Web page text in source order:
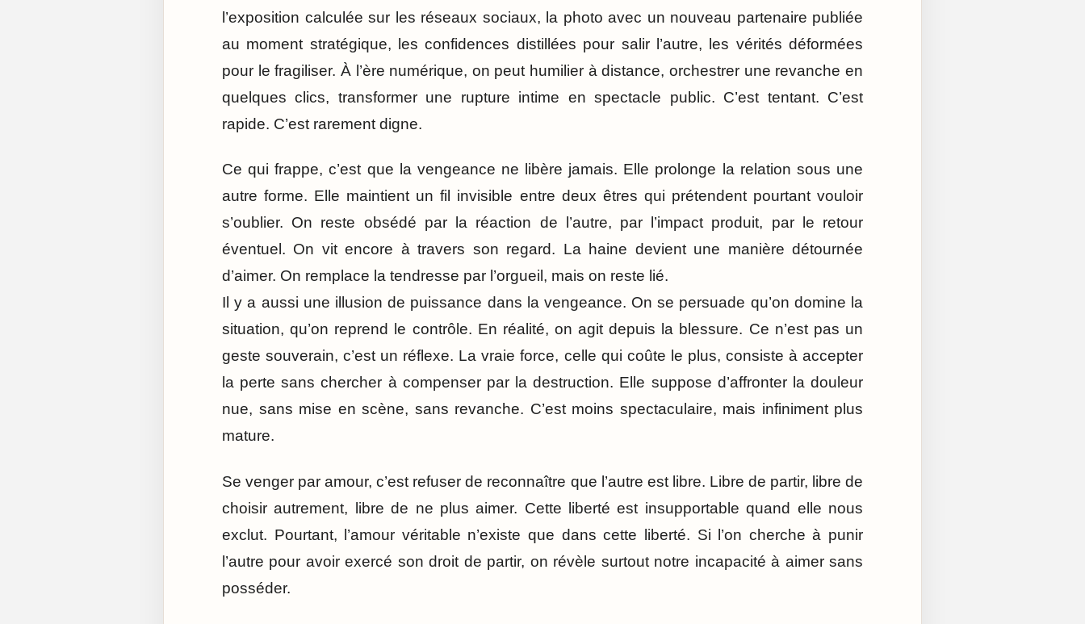
l’exposition calculée sur les réseaux sociaux, la photo avec un nouveau partenaire publiée
au moment stratégique, les confidences distillées pour salir l’autre, les vérités déformées
pour le fragiliser. À l’ère numérique, on peut humilier à distance, orchestrer une revanche en
quelques clics, transformer une rupture intime en spectacle public. C’est tentant. C’est
rapide. C’est rarement digne.
Ce qui frappe, c’est que la vengeance ne libère jamais. Elle prolonge la relation sous une
autre forme. Elle maintient un fil invisible entre deux êtres qui prétendent pourtant vouloir
s’oublier. On reste obsédé par la réaction de l’autre, par l’impact produit, par le retour
éventuel. On vit encore à travers son regard. La haine devient une manière détournée
d’aimer. On remplace la tendresse par l’orgueil, mais on reste lié.
Il y a aussi une illusion de puissance dans la vengeance. On se persuade qu’on domine la
situation, qu’on reprend le contrôle. En réalité, on agit depuis la blessure. Ce n’est pas un
geste souverain, c’est un réflexe. La vraie force, celle qui coûte le plus, consiste à accepter
la perte sans chercher à compenser par la destruction. Elle suppose d’affronter la douleur
nue, sans mise en scène, sans revanche. C’est moins spectaculaire, mais infiniment plus
mature.
Se venger par amour, c’est refuser de reconnaître que l’autre est libre. Libre de partir, libre de
choisir autrement, libre de ne plus aimer. Cette liberté est insupportable quand elle nous
exclut. Pourtant, l’amour véritable n’existe que dans cette liberté. Si l’on cherche à punir
l’autre pour avoir exercé son droit de partir, on révèle surtout notre incapacité à aimer sans
posséder.